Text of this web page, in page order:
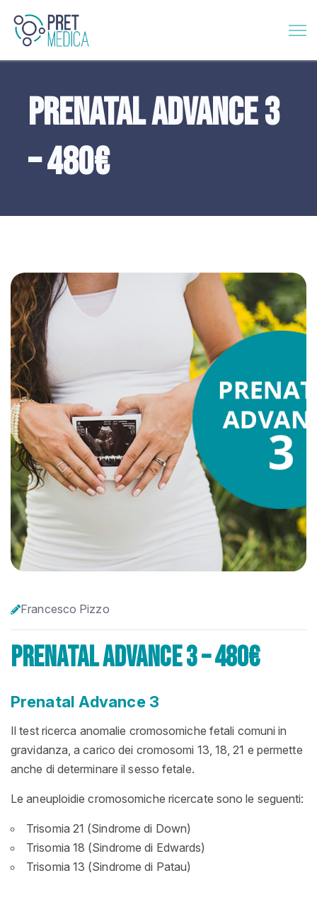
Prenatal Advance 3
– 480€
Francesco Pizzo
Prenatal Advance 3 – 480€
Prenatal Advance 3
Il test ricerca anomalie cromosomiche fetali comuni in
gravidanza, a carico dei cromosomi 13, 18, 21 e permette
anche di determinare il sesso fetale.
Le aneuploidie cromosomiche ricercate sono le seguenti:
Trisomia 21 (Sindrome di Down)
Trisomia 18 (Sindrome di Edwards)
Trisomia 13 (Sindrome di Patau)